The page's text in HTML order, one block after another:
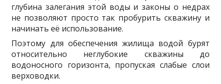
глубина залегания этой воды и законы о недрах
не позволяют просто так пробурить скважину и
начинать её использование.
Поэтому для обеспечения жилища водой бурят
относительно неглубокие скважины до
водоносного горизонта, пропуская слабые слои
верховодки.